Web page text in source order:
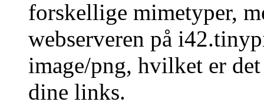
forskellige mimetyper,
webserveren på
image/png, hvilket er
dine links.